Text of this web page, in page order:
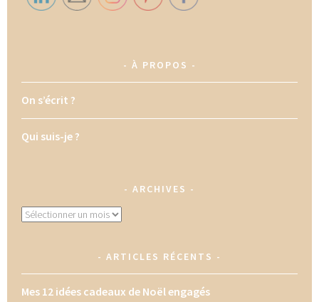
À PROPOS
On s’écrit ?
Qui suis-je ?
ARCHIVES
Archives
ARTICLES RÉCENTS
Mes 12 idées cadeaux de Noël engagés